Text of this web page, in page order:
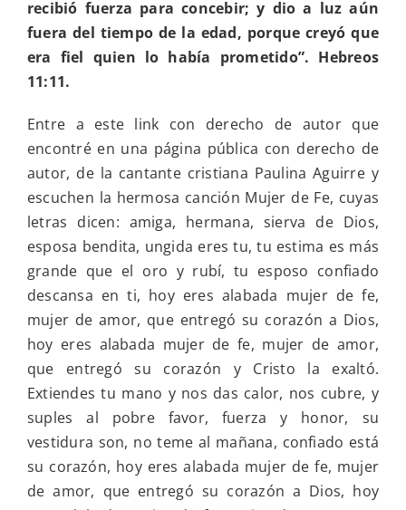
recibió fuerza para concebir; y dio a luz aún
fuera del tiempo de la edad, porque creyó que
era fiel quien lo había prometido”. Hebreos
11:11.
Entre a este link con derecho de autor que
encontré en una página pública con derecho de
autor, de la cantante cristiana Paulina Aguirre y
escuchen la hermosa canción Mujer de Fe, cuyas
letras dicen: amiga, hermana, sierva de Dios,
esposa bendita, ungida eres tu, tu estima es más
grande que el oro y rubí, tu esposo confiado
descansa en ti, hoy eres alabada mujer de fe,
mujer de amor, que entregó su corazón a Dios,
hoy eres alabada mujer de fe, mujer de amor,
que entregó su corazón y Cristo la exaltó.
Extiendes tu mano y nos das calor, nos cubre, y
suples al pobre favor, fuerza y honor, su
vestidura son, no teme al mañana, confiado está
su corazón, hoy eres alabada mujer de fe, mujer
de amor, que entregó su corazón a Dios, hoy